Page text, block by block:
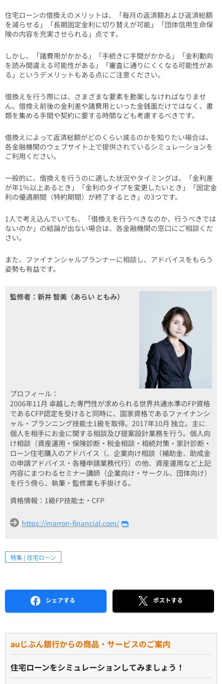
住宅ローンの借換えのメリットは、「毎月の返済額および返済総額
を減らせる」「長期固定金利に切り替えが可能」「団体信用生命保
険の内容を充実させられる」点です。
しかし、「諸費用がかかる」「手続きに手間がかかる」「金利動向
を読み間違える可能性がある」「審査に通りにくくなる可能性があ
る」というデメリットもある点にご注意ください。
借換えを行う際には、さまざまな要素を勘案しなければなりませ
ん。借換え前後の金利差や諸費用といった金銭面だけではなく、書
類を集める手間や契約に要する時間なども考慮するべきです。
借換えによって返済総額がどのくらい減るのかを知りたい場合は、
各金融機関のウェブサイト上で提供されているシミュレーションを
ご利用ください。
一般的に、借換えを行うのに適した状況やタイミングは、「金利差
が年1％以上あるとき」「金利のタイプを変更したいとき」「固定金
利の優遇期間（特約期間）が終了するとき」の3つです。
1人で考え込んでいても、「借換えを行うべきなのか、行うべきでは
ないのか」の結論が出ない場合は、各金融機関の窓口にご相談くだ
さい。
また、ファイナンシャルプランナーに相談し、アドバイスをもらう
姿勢も有益です。
監修者：新井 智美（あらい ともみ）
プロフィール：
2006年11月 卓越した専門性が求められる世界共通水準のFP資格
であるCFP認定を受けると同時に、国家資格であるファイナンシ
ャル・プランニング技能士1級を取得。2017年10月 独立。主に
個人を相手にお金に関する相談及び提案設計業務を行う。個人向
け相談（資産運用・保険診断・税金相談・相続対策・家計診断・
ローン住宅購入のアドバイス（、企業向け相談（補助金、助成金
の申請アドバイス・各種申請業務代行）の他、資産運用など上記
内容にまつわるセミナー講師（企業向け・サークル、団体向け）
を行う傍ら、執筆・監修業も手掛ける。
資格情報：1級FP技能士・CFP
https://marron-financial.com/
特集 | 住宅ローン
シェアする ポストする
auじぶん銀行からの商品・サービスのご案内
住宅ローンをシミュレーションしてみましょう！